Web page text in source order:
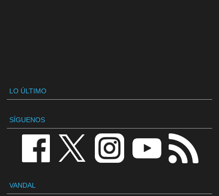
LO ÚLTIMO
SÍGUENOS
VANDAL